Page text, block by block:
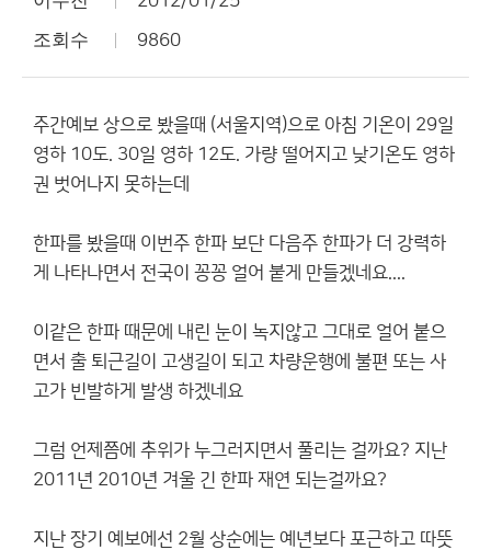
조회수 9860
주간예보 상으로 봤을때 (서울지역)으로 아침 기온이 29일
영하 10도. 30일 영하 12도. 가량 떨어지고 낮기온도 영하
권 벗어나지 못하는데
한파를 봤을때 이번주 한파 보단 다음주 한파가 더 강력하
게 나타나면서 전국이 꽁꽁 얼어 붙게 만들겠네요....
이같은 한파 때문에 내린 눈이 녹지않고 그대로 얼어 붙으
면서 출 퇴근길이 고생길이 되고 차량운행에 불편 또는 사
고가 빈발하게 발생 하겠네요
그럼 언제쯤에 추위가 누그러지면서 풀리는 걸까요? 지난
2011년 2010년 겨울 긴 한파 재연 되는걸까요?
지난 장기 예보에선 2월 상순에는 예년보다 포근하고 따뜻